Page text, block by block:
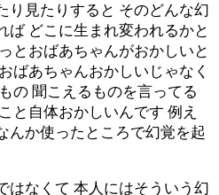
り見たりすると そのどんな幻
ば どこに生まれ変われるかと
とおばあちゃんがおかしいと
ばあちゃんおかしいじゃなく
の 聞こえるものを言ってる
と自体おかしいんです 例え
んか使ったところで幻覚を起
はなくて 本人にはそういう幻